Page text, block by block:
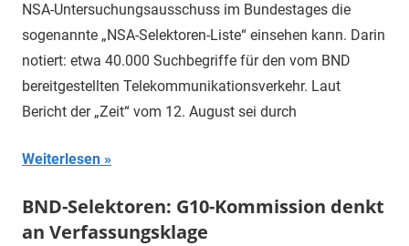
NSA-Untersuchungsausschuss im Bundestages die
sogenannte „NSA-Selektoren-Liste“ einsehen kann. Darin
notiert: etwa 40.000 Suchbegriffe für den vom BND
bereitgestellten Telekommunikationsverkehr. Laut
Bericht der „Zeit“ vom 12. August sei durch
Weiterlesen
BND-Selektoren: G10-Kommission denkt
an Verfassungsklage